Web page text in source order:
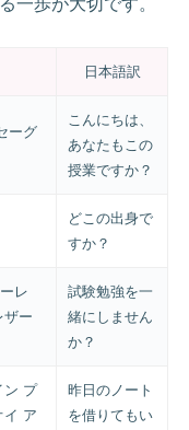
一歩が大切です。
日本語訳
ーグ
こんにちは、
あなたもこの
授業ですか？
どこの出身で
すか？
レ
ザー
試験勉強を一
緒にしません
か？
ン プ
イ ア
昨日のノート
を借りてもい